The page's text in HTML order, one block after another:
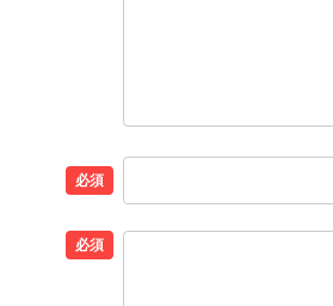
必須
必須